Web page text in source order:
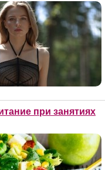
при занятиях